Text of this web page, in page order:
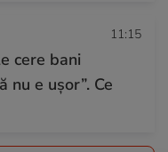
11:15
cere bani
nu e ușor”. Ce